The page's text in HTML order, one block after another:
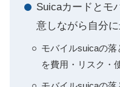
Suicaカードとモ
意しながら自分
モバイルsuicaの落
を費用・リスク・